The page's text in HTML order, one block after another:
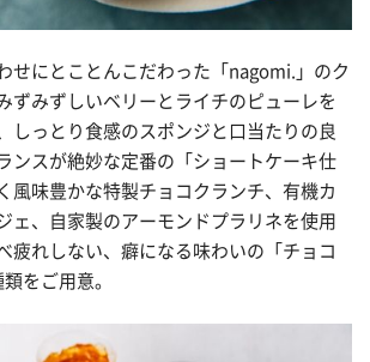
せにとことんこだわった「nagomi.」のク
ずみずしいベリーとライチのピューレを
しっとり食感のスポンジと口当たりの良
ンスが絶妙な定番の「ショートケーキ仕
風味豊かな特製チョコクランチ、有機カ
ェ、自家製のアーモンドプラリネを使用
疲れしない、癖になる味わいの「チョコ
をご用意。